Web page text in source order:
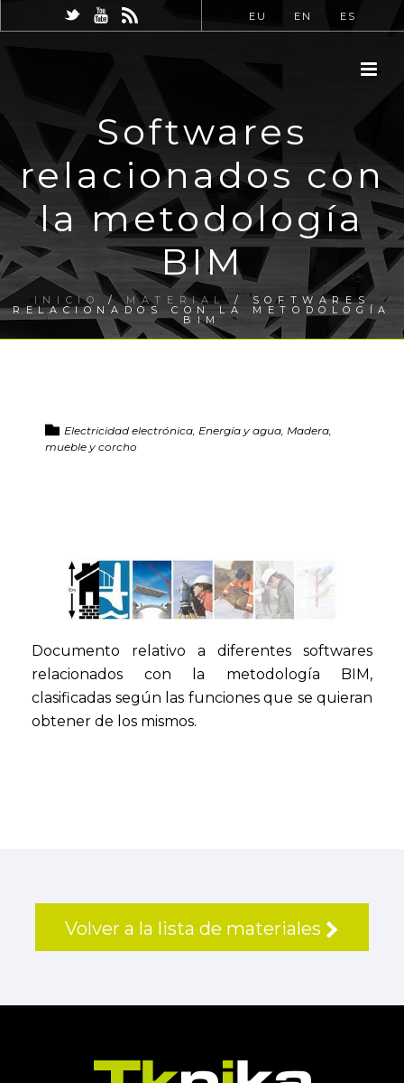
EU EN ES
Softwares
relacionados con
la metodología
BIM
INICIO / MATERIAL/ SOFTWARES
RELACIONADOS CON LA METODOLOGÍA
BIM
Electricidad electrónica, Energía y agua, Madera,
mueble y corcho
Documento relativo a diferentes softwares
relacionados con la metodología BIM,
clasificadas según las funciones que se quieran
obtener de los mismos.
Volver a la lista de materiales